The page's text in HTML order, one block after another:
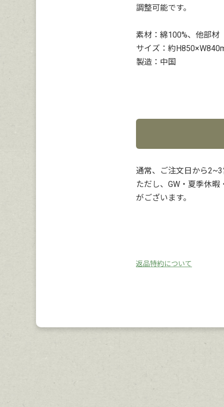
調整可能です。
素材：綿100%、他部材
サイズ：約
製造：中国
通常、ご注文日から
ただし、GW・夏季休
がございます。
返品特約について